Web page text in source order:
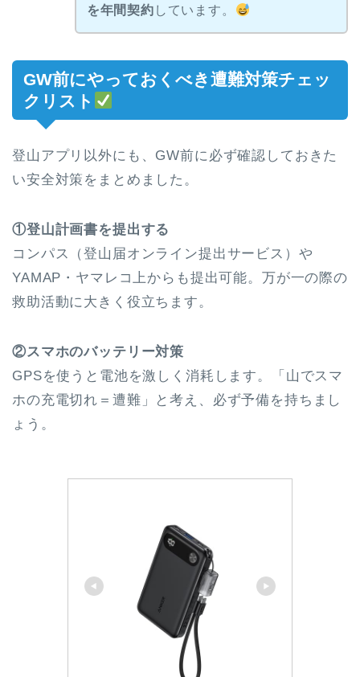
を年間契約 しています。
GW前にやっておくべき遭難対策チェッ
クリスト
登山アプリ以外にも、GW前に必ず確認しておきた
い安全対策をまとめました。
①登山計画書を提出する
コンパス（登山届オンライン提出サービス）や
YAMAP・ヤマレコ上からも提出可能。万が一の際の
救助活動に大きく役立ちます。
②スマホのバッテリー対策
GPSを使うと電池を激しく消耗します。「山でスマ
ホの充電切れ＝遭難」と考え、必ず予備を持ちまし
ょう。